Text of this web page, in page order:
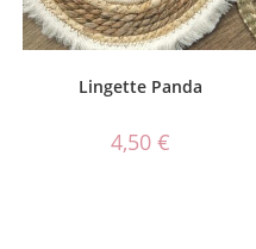
Lingette Panda
4,50€